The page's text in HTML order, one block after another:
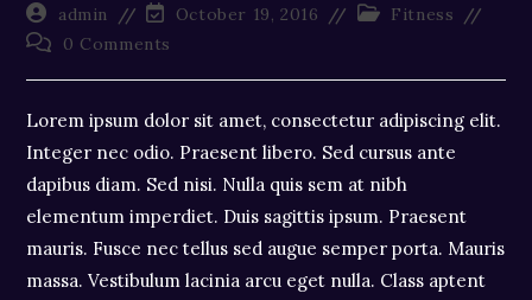
Post
author:
admin
Post
last
modified:
October 19, 2016
PostFitness
Post0 Comments
Lorem ipsum dolor sit amet, consectetur adipiscing elit.
Integer nec odio. Praesent libero. Sed cursus ante
dapibus diam. Sed nisi. Nulla quis sem at nibh
elementum imperdiet. Duis sagittis ipsum. Praesent
mauris. Fusce nec tellus sed augue semper porta. Mauris
massa. Vestibulum lacinia arcu eget nulla. Class aptent